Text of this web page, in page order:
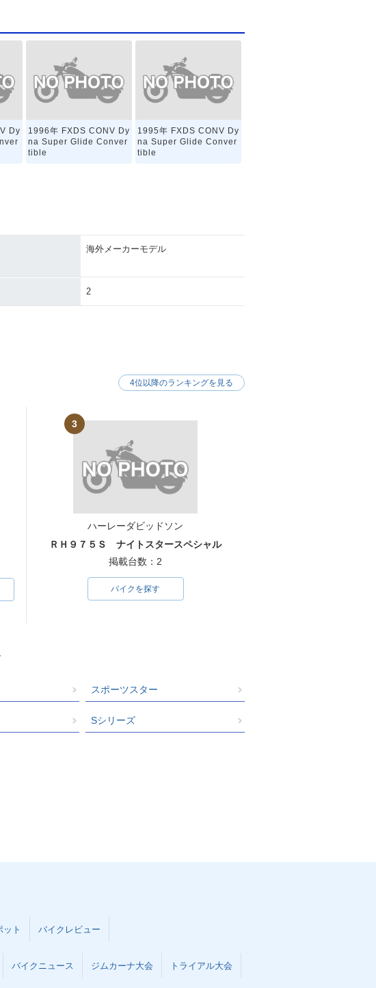
Dy
1996年 FXDS CONV Dy
na Super Glide Conver
tible
1995年 FXDS CONV Dy
na Super Glide Conver
tible
海外メーカーモデル
2
3
ハーレーダビッドソン
ＲＨ９７５Ｓ ナイトスタースペシャル
掲載台数：2
バイクを探す
4位以降のランキングを見る
スポーツスター
Sシリーズ
ット バイクレビュー
バイクニュース ジムカーナ大会 トライアル大会